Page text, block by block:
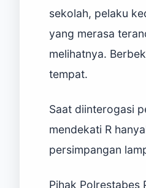
sekolah, pelaku
yang merasa
melihatnya.
tempat.
Saat diinterogasi
mendekati R
persimpangan
Pihak Polrestabes